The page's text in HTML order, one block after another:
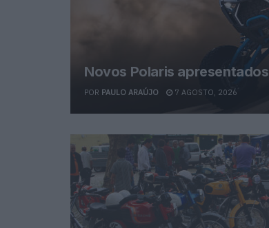
Novos Polaris apresentados
POR PAULO ARAÚJO 7 AGOSTO, 2026